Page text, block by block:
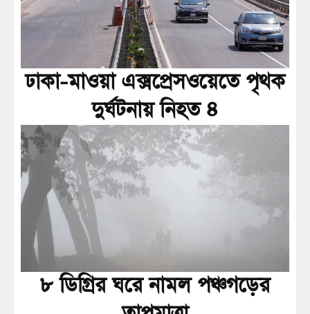
ঢাকা-মাওয়া এক্সপ্রেসওয়েতে পৃথক
দুর্ঘটনায় নিহত ৪
৮ ডিগ্রির ঘরে নামল পঞ্চগড়ের